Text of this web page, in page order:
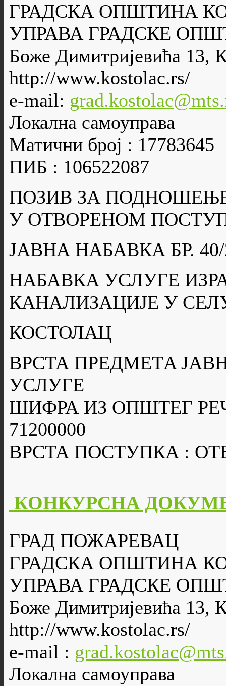
ГРАДСКА ОПШТИНА
УПРАВА ГРАДСКЕ
Боже Димитријевића 13,
http://www.kostolac.rs/
e-mail:
Локална самоуправа
Матични број : 17783645
ПИБ : 106522087
ПОЗИВ ЗА
У ОТВОРЕНОМ
ЈАВНА НАБАВКА БР. 40/
НАБАВКА УСЛУГЕ
КАНАЛИЗАЦИЈЕ У
КОСТОЛАЦ
ВРСТА ПРЕДМЕТA
УСЛУГЕ
ШИФРА ИЗ ОПШТЕГ
71200000
ВРСТА ПОСТУПКА :
КОНКУРСНА
ГРАД ПОЖАРЕВАЦ
ГРАДСКА ОПШТИНА
УПРАВА ГРАДСКЕ
Боже Димитријевића 13,
http://www.kostolac.rs/
e-mail :
Локална самоуправа